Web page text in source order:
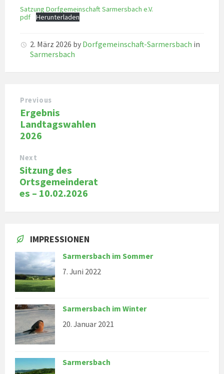
Satzung Dorfgemeinschaft Sarmersbach e.V.
pdf
Herunterladen
2. März 2026 by Dorfgemeinschaft-Sarmersbach in
Sarmersbach
Previous
Ergebnis
Landtagswahlen
2026
Next
Sitzung des
Ortsgemeinderat
es – 10.02.2026
IMPRESSIONEN
Sarmersbach im Sommer
7. Juni 2022
Sarmersbach im Winter
20. Januar 2021
Sarmersbach